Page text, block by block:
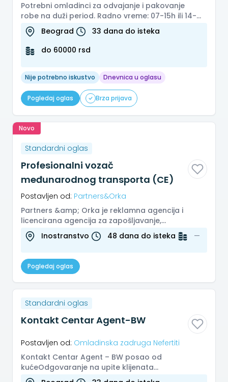
Potrebni omladinci za odvajanje i pakovanje
robe na duži period. Radno vreme: 07-15h ili 14-
22h, od ponedeljka do petka...
Beograd
33 dana do isteka
do 60000 rsd
Nije potrebno iskustvo Dnevnica u oglasu
Pogledaj oglas Brza prijava
Novo
Standardni oglas
Profesionalni vozač
međunarodnog transporta (CE)
Postavljen od: Partners&Orka
Partners &amp; Orka je reklamna agencija i
licencirana agencija za zapošljavanje,
specijalizovana za regrutaciju i selek...
Inostranstvo 48 dana do isteka —
Pogledaj oglas
Standardni oglas
Kontakt Centar Agent-BW
Postavljen od: Omladinska zadruga Nefertiti
Kontakt Centar Agent – BW posao od
kućeOdgovaranje na upite klijenata
blagovremeno i tačno, putem e-pošte, lajv četa,